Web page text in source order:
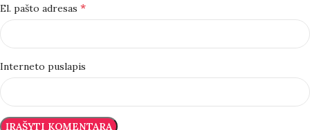
El. pašto adresas *
Interneto puslapis